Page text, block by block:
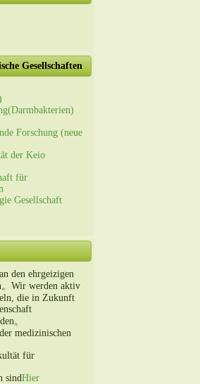
Gesellschaften
Forschung (neue
der Keio
für
Gesellschaft
den ehrgeizigen
。Wir werden aktiv
die in Zukunft
。
medizinischen
für
sindHier